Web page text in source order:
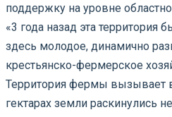
поддержку на уровне
«3 года назад эта территория
здесь молодое, динамично
крестьянско-фермерское
Территория фермы вызывает
гектарах земли раскинулись